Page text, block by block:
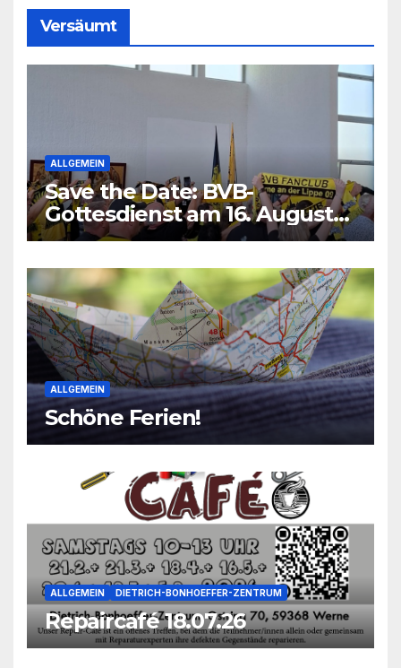
Versäumt
ALLGEMEIN
Save the Date: BVB-
Gottesdienst am 16. August
2026
ALLGEMEIN
Schöne Ferien!
ALLGEMEIN DIETRICH-BONHOEFFER-ZENTRUM
Repaircafé 18.07.26